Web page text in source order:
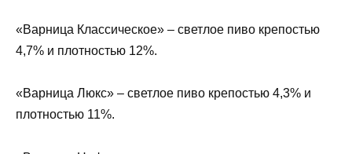
«Варница Классическое» – светлое пиво крепостью
4,7% и плотностью 12%.
«Варница Люкс» – светлое пиво крепостью 4,3% и
плотностью 11%.